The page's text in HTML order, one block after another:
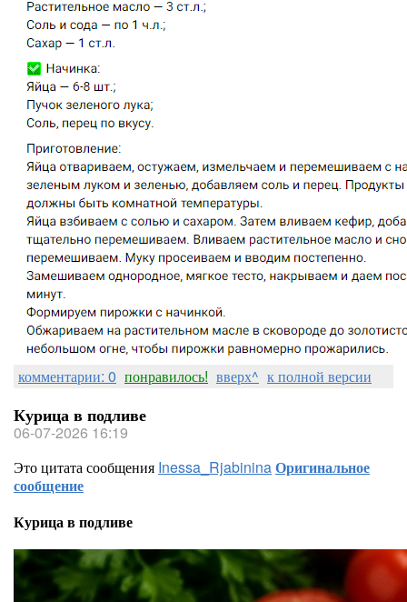
комментарии: 0 понравилось! вверх^ к полной версии
Курица в подливе
06-07-2026 16:19
Это цитата сообщения Inessa_RjabininaОригинальное
сообщение
Курица в подливе